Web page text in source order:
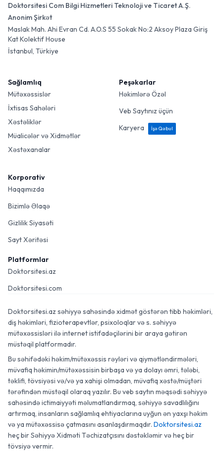
Doktorsitesi Com Bilgi Hizmetleri Teknoloji ve Ticaret A.Ş.
Anonim Şirkət
Maslak Mah. Ahi Evran Cd. A.O.S 55 Sokak No:2 Aksoy Plaza Giriş
Kat Kolektif House
İstanbul, Türkiye
Sağlamlıq
Mütəxəssislər
İxtisas Sahələri
Xəstəliklər
Müalicələr və Xidmətlər
Xəstəxanalar
Peşəkarlar
Həkimlərə Özəl
Veb Saytınız üçün
Karyera
İşə Qəbul
Korporativ
Haqqımızda
Bizimlə Əlaqə
Gizlilik Siyasəti
Sayt Xəritəsi
Platformlar
Doktorsitesi.az
Doktorsitesi.com
Doktorsitesi.az səhiyyə sahəsində xidmət göstərən tibb həkimləri,
diş həkimləri, fizioterapevtlər, psixoloqlar və s. səhiyyə
mütəxəssisləri ilə internet istifadəçilərini bir araya gətirən
müstəqil platformadır.
Bu səhifədəki həkim/mütəxəssis rəyləri və qiymətləndirmələri,
müvafiq həkimin/mütəxəssisin birbaşa və ya dolayı əmri, tələbi,
təklifi, tövsiyəsi və/və ya xahişi olmadan, müvafiq xəstə/müştəri
tərəfindən müstəqil olaraq yazılır. Bu veb saytın məqsədi səhiyyə
sahəsində ictimaiyyəti məlumatlandırmaq, səhiyyə savadlılığını
artırmaq, insanların sağlamlıq ehtiyaclarına uyğun ən yaxşı həkim
və ya mütəxəssisə çatmasını asanlaşdırmaqdır. Doktorsitesi.az
heç bir Səhiyyə Xidməti Təchizatçısını dəstəkləmir və heç bir
tövsiyə vermir.